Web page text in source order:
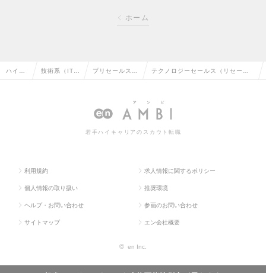
ホーム
ハイク 技術系（IT・ プリセールス・
ニアの転職
テクノロジーセールス（リセール
ダー～Mgr候補の求人情報
若手ハイキャリアのスカウト転職
利用規約 求人情報に関するポリシー
個人情報の取り扱い 推奨環境
ヘルプ・お問い合わせ 参画のお問い合わせ
サイトマップ エン会社概要
© en Inc.